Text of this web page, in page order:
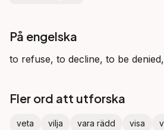
På engelska
to refuse, to decline, to be
Fler ord att utforska
veta vilja vara rädd visa